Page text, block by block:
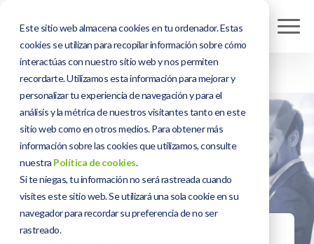
Este sitio web almacena cookies en tu ordenador. Estas
cookies se utilizan para recopilar información sobre cómo
interactúas con nuestro sitio web y nos permiten
recordarte. Utilizamos esta información para mejorar y
personalizar tu experiencia de navegación y para el
análisis y la métrica de nuestros visitantes tanto en este
sitio web como en otros medios. Para obtener más
información sobre las cookies que utilizamos, consulte
nuestra Política de cookies.
Si te niegas, tu información no será rastreada cuando
visites este sitio web. Se utilizará una sola cookie en su
navegador para recordar su preferencia de no ser
rastreado.